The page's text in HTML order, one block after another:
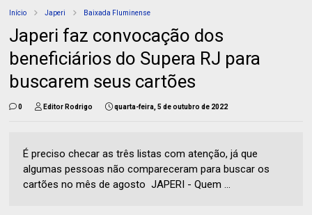
Início Japeri Baixada Fluminense
Japeri faz convocação dos
beneficiários do Supera RJ para
buscarem seus cartões
0 Editor Rodrigo quarta-feira, 5 de outubro de 2022
É preciso checar as três listas com atenção, já que
algumas pessoas não compareceram para buscar os
cartões no mês de agosto JAPERI - Quem ...